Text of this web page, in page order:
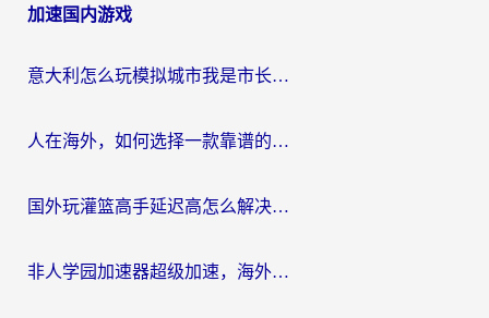
加速国内游戏
意大利怎么玩模拟城市我是市长？海外党国服游戏加速终极攻略（附三国3量子特攻解决办法）
人在海外，如何选择一款靠谱的玩剑灵2加速器？
国外玩灌篮高手延迟高怎么解决？海外玩家国服游戏加速终极指南
非人学园加速器超级加速，海外玩家重返国服的通行证